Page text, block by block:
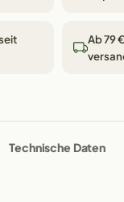
Ab 79
Technische Daten